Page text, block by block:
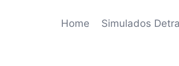
Home Simulados